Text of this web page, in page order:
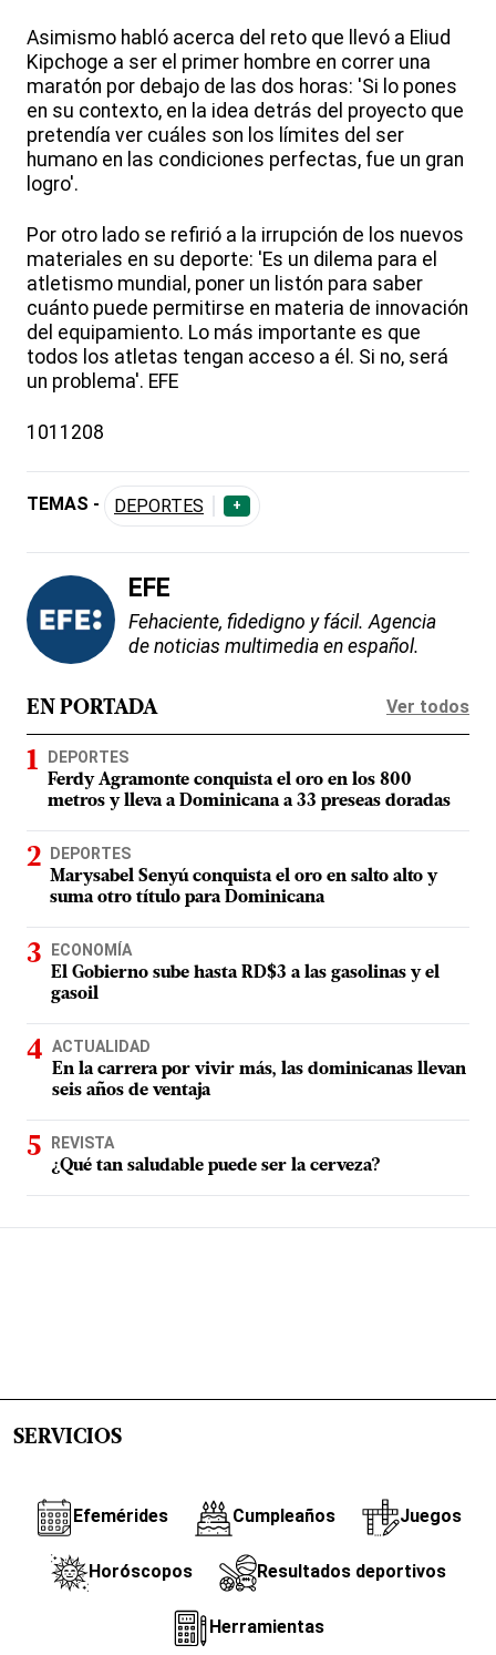
Asimismo habló acerca del reto que llevó a Eliud
Kipchoge a ser el primer hombre en correr una
maratón por debajo de las dos horas: 'Si lo pones
en su contexto, en la idea detrás del proyecto que
pretendía ver cuáles son los límites del ser
humano en las condiciones perfectas, fue un gran
logro'.
Por otro lado se refirió a la irrupción de los nuevos
materiales en su deporte: 'Es un dilema para el
atletismo mundial, poner un listón para saber
cuánto puede permitirse en materia de innovación
del equipamiento. Lo más importante es que
todos los atletas tengan acceso a él. Si no, será
un problema'. EFE
1011208
TEMAS - DEPORTES +
EFE
Fehaciente, fidedigno y fácil. Agencia
de noticias multimedia en español.
EN PORTADA Ver todos
DEPORTES
Ferdy Agramonte conquista el oro en los 800
metros y lleva a Dominicana a 33 preseas doradas
DEPORTES
Marysabel Senyú conquista el oro en salto alto y
suma otro título para Dominicana
ECONOMÍA
El Gobierno sube hasta RD$3 a las gasolinas y el
gasoil
ACTUALIDAD
En la carrera por vivir más, las dominicanas llevan
seis años de ventaja
REVISTA
¿Qué tan saludable puede ser la cerveza?
SERVICIOS
Efemérides Cumpleaños Juegos
Horóscopos Resultados deportivos
Herramientas